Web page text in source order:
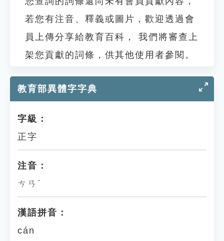
若您有注音、釋義或圖片，歡迎透過會
員上傳分享給教育百科， 我們將審查上
架您貢獻的詞條，供其他使用者參閱。
教育部異體字字典
字級：
正字
注音：
ㄘㄢˊ
漢語拼音：
cán